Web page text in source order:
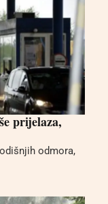
prijelaza,
odmora,